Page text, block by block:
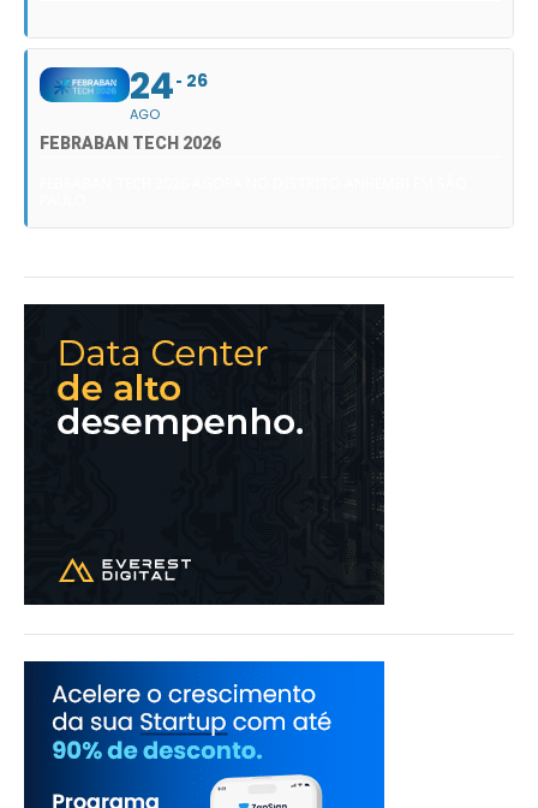
24
AGO
26
FEBRABAN TECH 2026